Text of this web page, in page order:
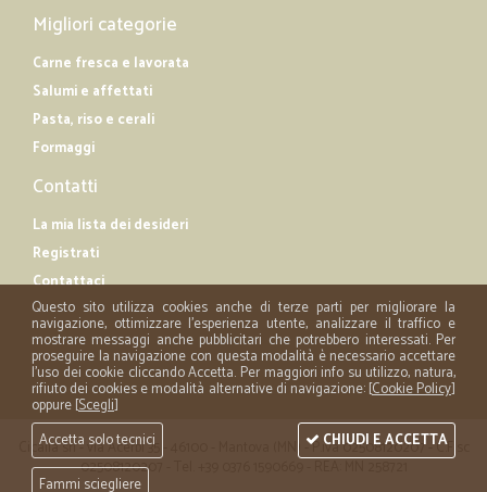
Migliori categorie
Carne fresca e lavorata
Salumi e affettati
Pasta, riso e cerali
Formaggi
Contatti
La mia lista dei desideri
Registrati
Contattaci
Cicalia srl - via Acerbi 35 - 46100 - Mantova (MN) - P.iva 02508120207 - C.Fisc
02508120207 - Tel. +39 0376 1590669 - REA: MN 258721
Questo sito utilizza cookies anche di terze parti per migliorare la
navigazione, ottimizzare l'esperienza utente, analizzare il traffico e
mostrare messaggi anche pubblicitari che potrebbero interessati. Per
proseguire la navigazione con questa modalità è necessario accettare
l'uso dei cookie cliccando Accetta. Per maggiori info su utilizzo, natura,
rifiuto dei cookies e modalità alternative di navigazione: [Cookie Policy]
oppure [Scegli]
Accetta solo tecnici
Fammi sciegliere
CHIUDI E ACCETTA